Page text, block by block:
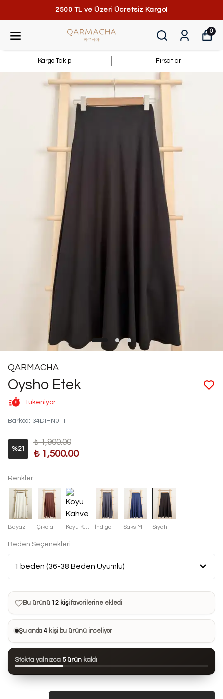
2500 TL ve Üzeri Ücretsiz Kargo!
0
Kargo Takip Fırsatlar
QARMACHA
Oysho Etek
Tükeniyor
Barkod : 34DIHN011
%21
₺ 1,900.00
₺ 1,500.00
Renkler
Beyaz Koyu Kahve Siyah
Beden Seçenekleri
Bu ürün şu anda4 kişininsepetinde
Bu ürünü 12 kişifavorilerine ekledi
Bu ürün son 24 saatte 73 kez
Bu ürün son 7 günde19 kezsatın alındı
Şu anda4 kişi bu ürünü inceliyor
Stokta yalnızca 5 ürün kaldı